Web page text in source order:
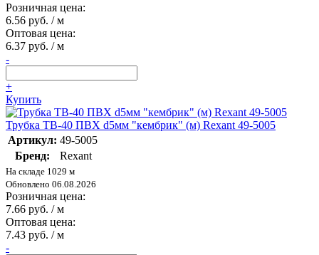
Розничная цена:
6.56 руб. / м
Оптовая цена:
6.37 руб. / м
-
+
Купить
Трубка ТВ-40 ПВХ d5мм "кембрик" (м) Rexant 49-5005
Артикул: 49-5005
Бренд:
Rexant
На складе 1029 м
Обновлено 06.08.2026
Розничная цена:
7.66 руб. / м
Оптовая цена:
7.43 руб. / м
-